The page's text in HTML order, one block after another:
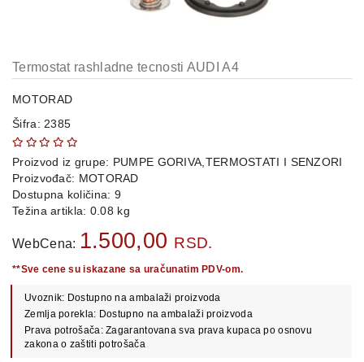
AUTO
METALNE
POLICE
OSTALO
KAMIONSKI
POŠALJITE
UPIT
Termostat rashladne tecnosti AUDI A4
MOTORAD
Šifra: 2385
Proizvod iz grupe: PUMPE GORIVA,TERMOSTATI I SENZORI
Proizvođač: MOTORAD
Dostupna količina: 9
Težina artikla: 0.08 kg
WebCena: 1.500,00 RSD.
**Sve cene su iskazane sa uračunatim PDV-om.
Uvoznik: Dostupno na ambalaži proizvoda
Zemlja porekla: Dostupno na ambalaži proizvoda
Prava potrošača: Zagarantovana sva prava kupaca po osnovu
zakona o zaštiti potrošača